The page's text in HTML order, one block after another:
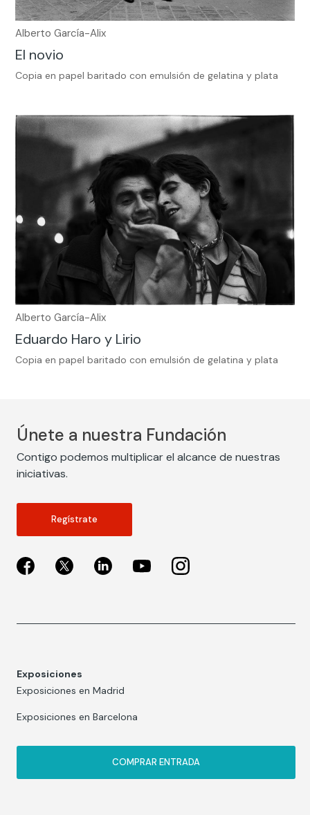
Alberto García-Alix
El novio
Copia en papel baritado con emulsión de gelatina y plata
Alberto García-Alix
Eduardo Haro y Lirio
Copia en papel baritado con emulsión de gelatina y plata
Únete a nuestra Fundación
Contigo podemos multiplicar el alcance de nuestras
iniciativas.
Regístrate
Exposiciones
Exposiciones en Madrid
Exposiciones en Barcelona
COMPRAR ENTRADA